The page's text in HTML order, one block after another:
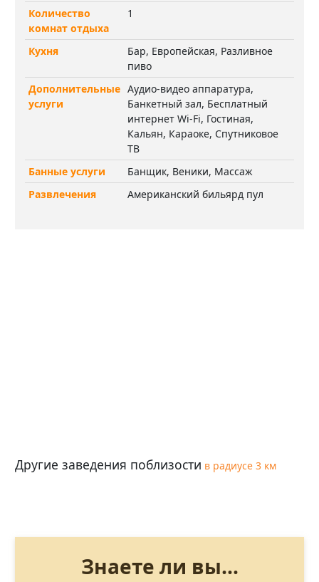
Количество
комнат отдыха
1
Кухня
Бар, Европейская, Разливное
пиво
Дополнительные
услуги
Аудио-видео аппаратура,
Банкетный зал, Бесплатный
интернет Wi-Fi, Гостиная,
Кальян, Караоке, Спутниковое
ТВ
Банные услуги
Банщик, Веники, Массаж
Развлечения
Американский бильярд пул
Другие заведения поблизости в радиусе 3 км
Знаете ли вы...